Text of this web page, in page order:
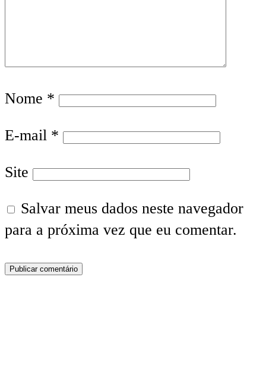
Nome *
E-mail *
Site
Salvar meus dados neste navegador
para a próxima vez que eu comentar.